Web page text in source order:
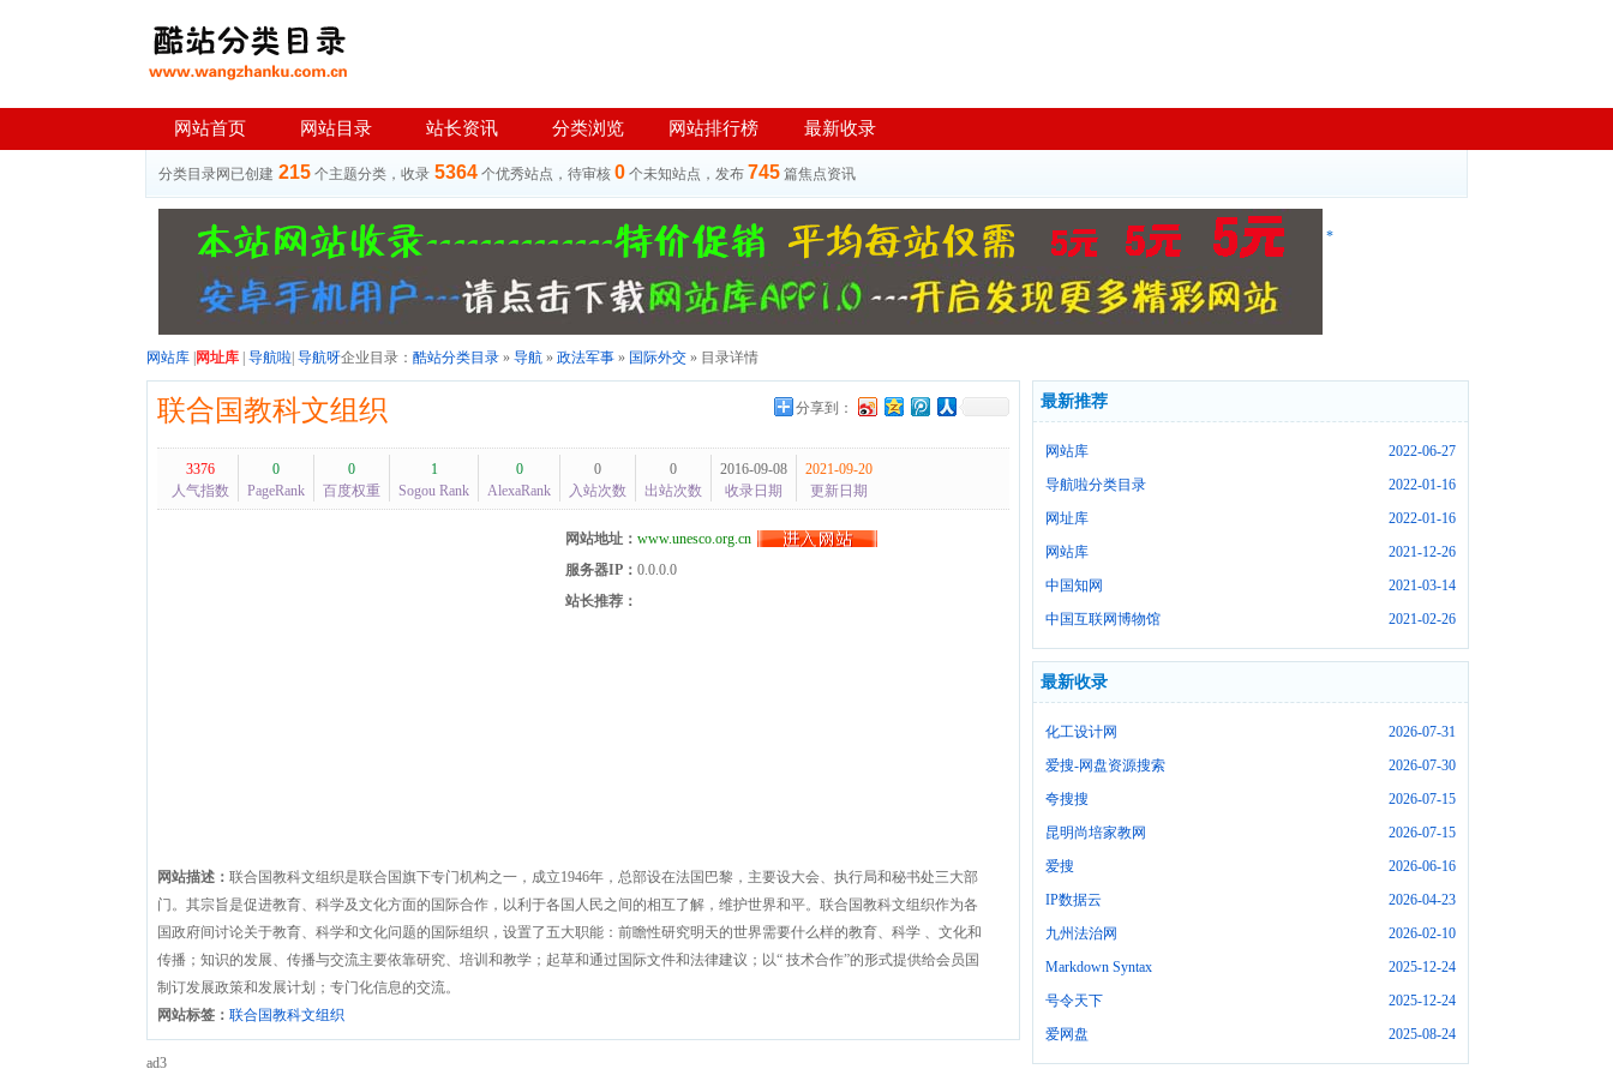
网站首页 网站目录 站长资讯 分类浏览 网站排行榜 最新收录
分类目录网已创建 215 个主题分类，收录 5364 个优秀站点，待审核 0 个未知站点，发布 745 篇焦点资讯
*
网站库 网址库 导航啦 导航呀企业目录： 酷站分类目录 » 导航 » 政法军事 » 国际外交 » 目录详情
分享到：
联合国教科文组织
3376
人气指数
0
PageRank
0
百度权重
1
Sogou Rank
0
AlexaRank
0
入站次数
0
出站次数
2016-09-08
收录日期
2021-09-20
更新日期
网站地址： www.unesco.org.cn
服务器IP： 0.0.0.0
站长推荐：
网站描述： 联合国教科文组织是联合国旗下专门机构之一，成立1946年，总部设在法国巴黎，主要设大会、执行局和秘书处三大部
门。其宗旨是促进教育、科学及文化方面的国际合作，以利于各国人民之间的相互了解，维护世界和平。联合国教科文组织作为各
国政府间讨论关于教育、科学和文化问题的国际组织，设置了五大职能：前瞻性研究明天的世界需要什么样的教育、科学 、文化和
传播；知识的发展、传播与交流主要依靠研究、培训和教学；起草和通过国际文件和法律建议；以“ 技术合作”的形式提供给会员国
制订发展政策和发展计划；专门化信息的交流。
网站标签： 联合国教科文组织
ad3
最新推荐
2022-06-27
网站库
2022-01-16
导航啦分类目录
2022-01-16
网址库
2021-12-26
网站库
2021-03-14
中国知网
2021-02-26
中国互联网博物馆
最新收录
2026-07-31
化工设计网
2026-07-30
爱搜-网盘资源搜索
2026-07-15
夸搜搜
2026-07-15
昆明尚培家教网
2026-06-16
爱搜
2026-04-23
IP数据云
2026-02-10
九州法治网
2025-12-24
Markdown Syntax
2025-12-24
号令天下
2025-08-24
爱网盘